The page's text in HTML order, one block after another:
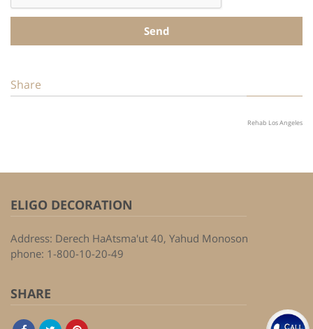
Send
Share
Rehab Los Angeles
ELIGO DECORATION
Address: Derech HaAtsma'ut 40, Yahud Monoson
phone: 1-800-10-20-49
SHARE